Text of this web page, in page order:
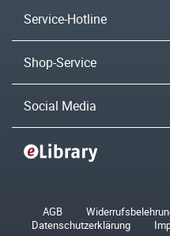
Service-Hotline
Shop-Service
Social Media
AGB
Datenschutzerklärung